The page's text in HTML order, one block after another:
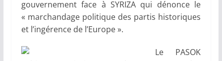
gouvernement face à SYRIZA qui dénonce le
« marchandage politique des partis historiques
et l’ingérence de l’Europe ».
Le PASOK